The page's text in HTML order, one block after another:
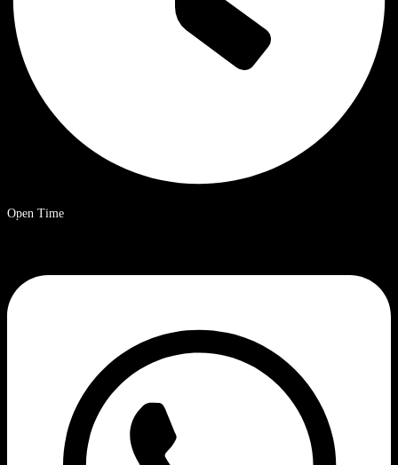
Open Time
09.00 – 20.00 uur Chinese standaardtijd.